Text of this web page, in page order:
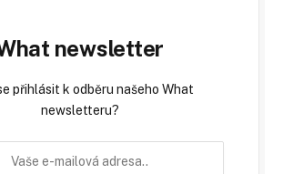
newsletter
přihlásit k odběru našeho What
newsletteru?